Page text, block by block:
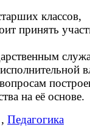
классов,
принять
на её основе.
, Педагогика